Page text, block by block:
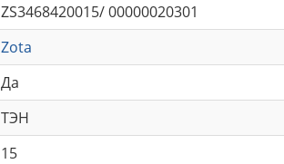
ZS3468420015/ 00000020301
Zota
Да
ТЭН
15